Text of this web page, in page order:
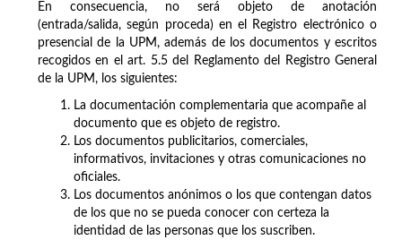
En consecuencia, no será objeto de anotación
(entrada/salida, según proceda) en el Registro electrónico o
presencial de la UPM, además de los documentos y escritos
recogidos en el art. 5.5 del Reglamento del Registro General
de la UPM, los siguientes:
La documentación complementaria que acompañe al
documento que es objeto de registro.
Los documentos publicitarios, comerciales,
informativos, invitaciones y otras comunicaciones no
oficiales.
Los documentos anónimos o los que contengan datos
de los que no se pueda conocer con certeza la
identidad de las personas que los suscriben.